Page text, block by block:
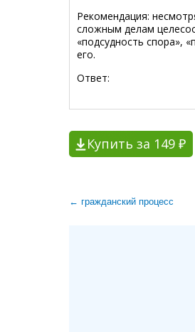
Рекомендация:
сложным делам
«подсудность спора»,
его.
Ответ:
Купить за 149 ₽
← гражданский процесс